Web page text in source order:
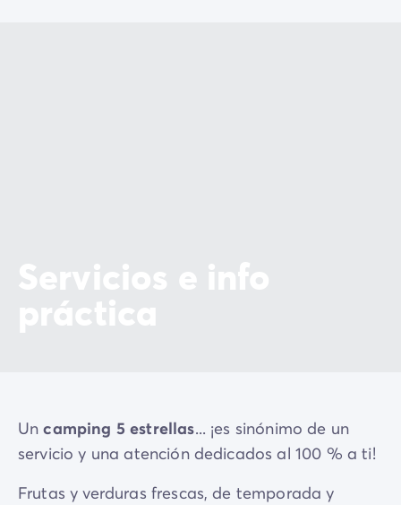
Uncamping 5 estrellas... ¡es sinónimo de un
servicio y una atención dedicados al 100 % a ti!
Frutas y verduras frescas, de temporada y